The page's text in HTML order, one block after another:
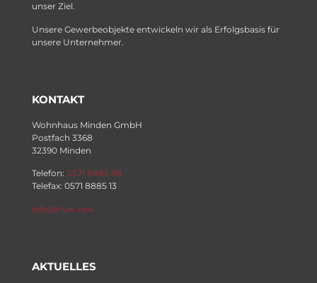
unser Ziel.
Unsere Gewerbeobjekte entwickeln wir als Erfolgsbasis für
unsere Unternehmer.
KONTAKT
Wohnhaus Minden GmbH
Postfach 3368
32390 Minden
Telefon: 0571 8885 58
Telefax: 0571 8885 13
info@huw.nrw
AKTUELLES